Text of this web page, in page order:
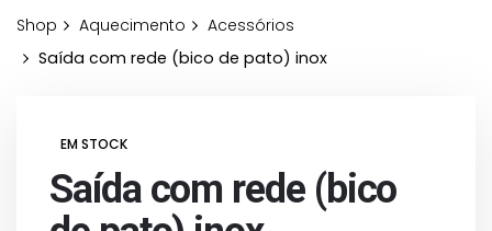
Shop Aquecimento
Acessórios
Saída com rede (bico de pato) inox
EM STOCK
Saída com rede (bico